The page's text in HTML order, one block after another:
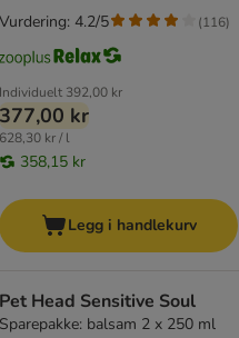
Individuelt 392,00 kr
377,00 kr
628,30 kr / l
358,15 kr
Vurdering: 4.2/5 (116)
Legg i handlekurv
Pet Head Sensitive Soul
Sparepakke: balsam 2 x 250 ml